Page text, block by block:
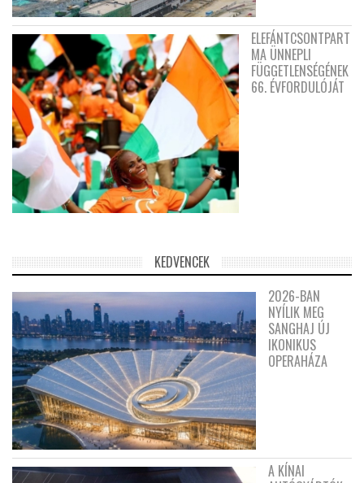
ELEFÁNTCSONTPART
MA ÜNNEPLI
FÜGGETLENSÉGÉNEK
66. ÉVFORDULÓJÁT
KEDVENCEK
2026-BAN
NYÍLIK MEG
SANGHAJ ÚJ
IKONIKUS
OPERAHÁZA
A KÍNAI